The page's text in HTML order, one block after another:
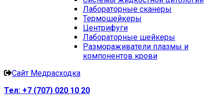
Лабораторные сканеры
Термошейкеры
Центрифуги
Лабораторные шейкеры
Размораживатели плазмы и
компонентов крови
Сайт Медрасходка
Тел: +7 (707) 020 10 20